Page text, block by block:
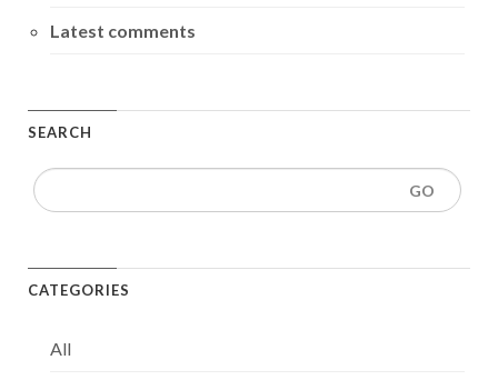
Latest comments
SEARCH
CATEGORIES
All